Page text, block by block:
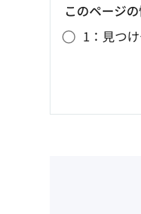
このページ
1：見つ